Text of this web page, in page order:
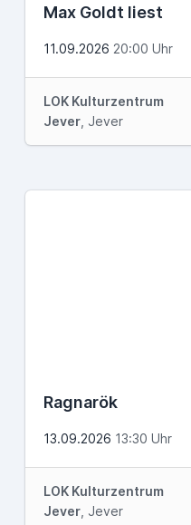
Max Goldt liest
11.09.2026 20:00 Uhr
LOK Kulturzentrum
Jever , Jever
Ragnarök
13.09.2026 13:30 Uhr
LOK Kulturzentrum
Jever , Jever